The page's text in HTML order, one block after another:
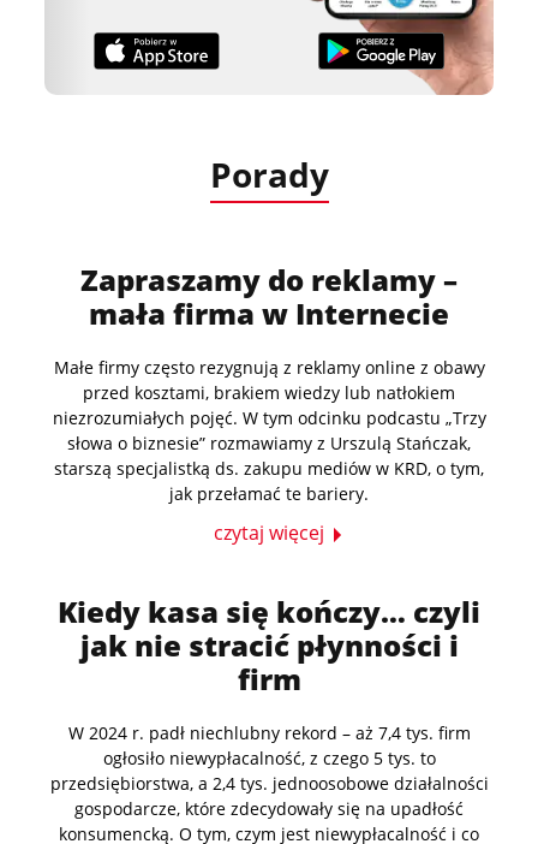
Porady
Zapraszamy do reklamy –
mała firma w Internecie
Małe firmy często rezygnują z reklamy online z obawy
przed kosztami, brakiem wiedzy lub natłokiem
niezrozumiałych pojęć. W tym odcinku podcastu „Trzy
słowa o biznesie” rozmawiamy z Urszulą Stańczak,
starszą specjalistką ds. zakupu mediów w KRD, o tym,
jak przełamać te bariery.
czytaj więcej
Kiedy kasa się kończy… czyli
jak nie stracić płynności i
firm
W 2024 r. padł niechlubny rekord – aż 7,4 tys. firm
ogłosiło niewypłacalność, z czego 5 tys. to
przedsiębiorstwa, a 2,4 tys. jednoosobowe działalności
gospodarcze, które zdecydowały się na upadłość
konsumencką. O tym, czym jest niewypłacalność i co